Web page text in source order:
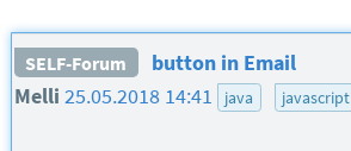
SELF-Forum
button in Email
Melli 25.05.2018 14:41 java javascript